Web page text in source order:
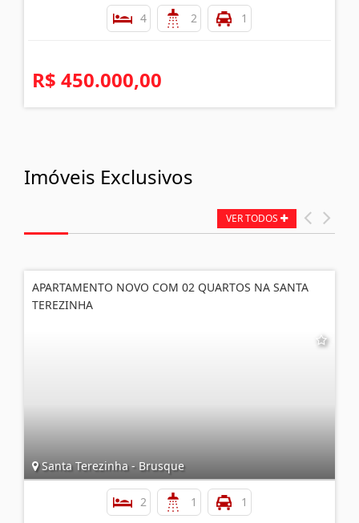
4 2 1
R$ 450.000,00
Imóveis Exclusivos
VER TODOS
APARTAMENTO NOVO COM 02 QUARTOS NA SANTA
TEREZINHA
Santa Terezinha - Brusque
2 1 1